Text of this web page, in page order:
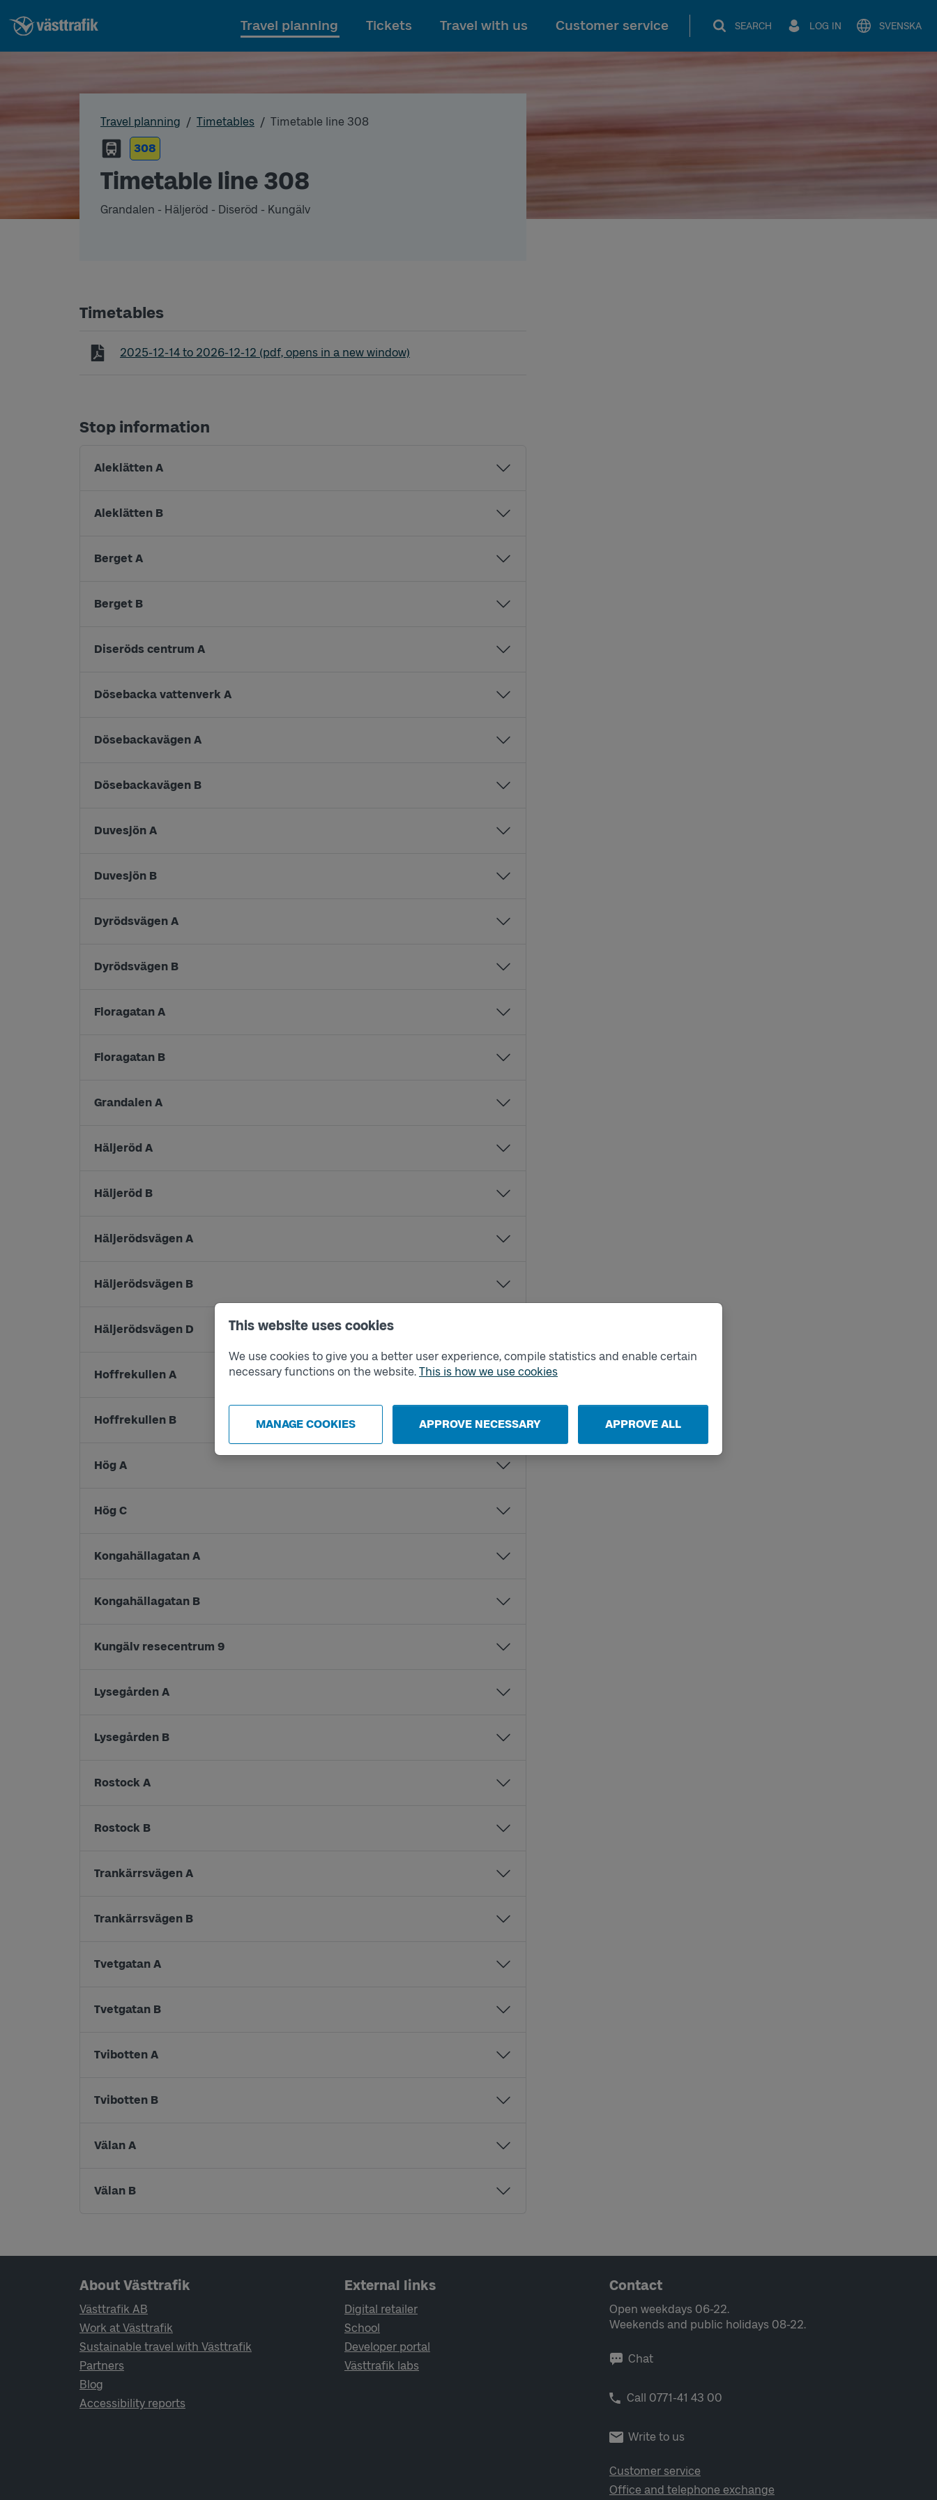
This website uses cookies
We use cookies to give you a better user experience, compile statistics and enable certain
necessary functions on the website. This is how we use cookies
MANAGE COOKIES APPROVE NECESSARY APPROVE ALL
To main content
Travel planning Tickets Travel with us Customer service SEARCH LOG IN SVENSKA
Travel planning Timetables
Timetable line 308
308
Timetable line 308
Grandalen - Häljeröd - Diseröd - Kungälv
Timetables
Timetable line 308 Grandalen - Häljeröd - Diseröd - Kungälv
2025-12-14 to 2026-12-12 (pdf, opens in a new window)
Stop information
Aleklätten A
Aleklätten B
Berget A
Berget B
Diseröds centrum A
Dösebacka vattenverk A
Dösebackavägen A
Dösebackavägen B
Duvesjön A
Duvesjön B
Dyrödsvägen A
Dyrödsvägen B
Floragatan A
Floragatan B
Grandalen A
Häljeröd A
Häljeröd B
Häljerödsvägen A
Häljerödsvägen B
Häljerödsvägen D
Hoffrekullen A
Hoffrekullen B
Hög A
Hög C
Kongahällagatan A
Kongahällagatan B
Kungälv resecentrum 9
Lysegården A
Lysegården B
Rostock A
Rostock B
Trankärrsvägen A
Trankärrsvägen B
Tvetgatan A
Tvetgatan B
Tvibotten A
Tvibotten B
Välan A
Välan B
Page footer navigation
About Västtrafik
Västtrafik AB
Work at Västtrafik
Sustainable travel with Västtrafik
Partners
Blog
Accessibility reports
External links
Digital retailer
School
Developer portal
Västtrafik labs
Contact
Open weekdays 06-22.
Weekends and public holidays 08-22.
Chat
Call 0771-41 43 00
Write to us
Customer service
Office and telephone exchange